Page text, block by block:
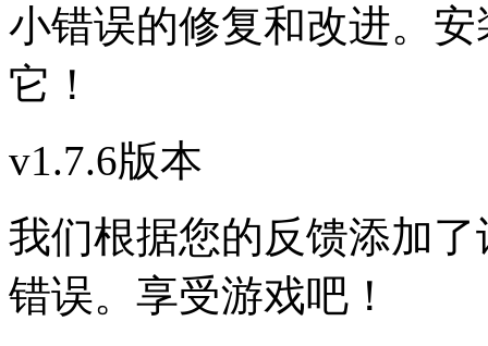
小错误的修复和改进。
它！
v1.7.6版本
我们根据您的反馈添加
错误。享受游戏吧！